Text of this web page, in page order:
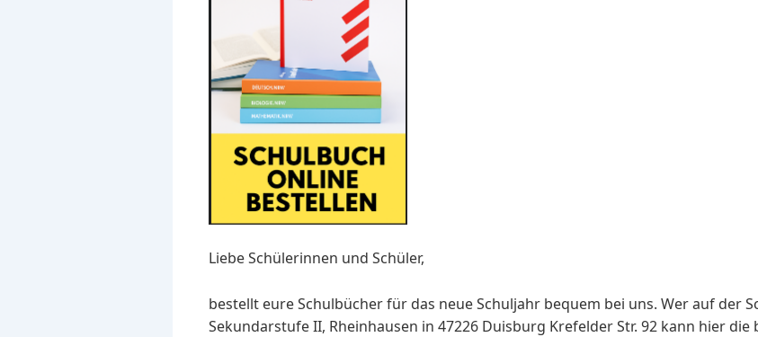
Liebe Schülerinnen und Schüler,
bestellt eure Schulbücher für das neue Schuljahr bequem bei uns. Wer auf der
Sekundarstufe II, Rheinhausen in 47226 Duisburg Krefelder Str. 92 kann hier